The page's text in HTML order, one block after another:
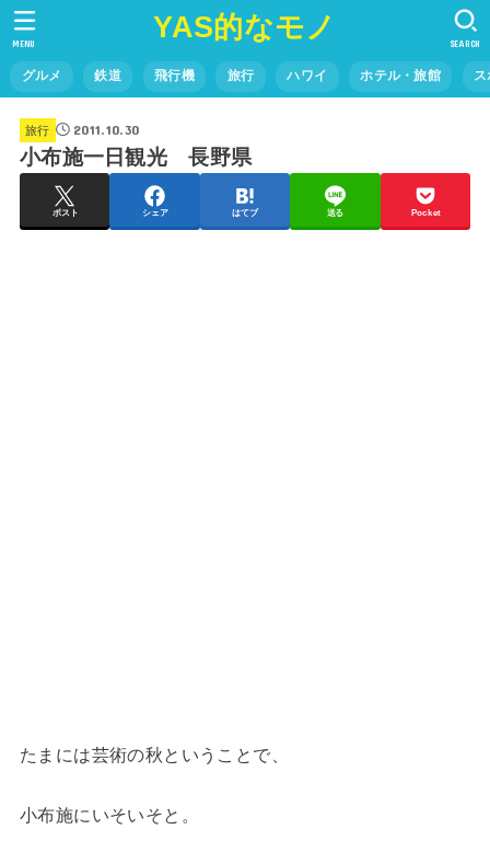
YAS的なモノ
グルメ 鉄道 飛行機 旅行 ハワイ ホテル・旅館
SEARCH
MENU
旅行 2011.10.30
小布施一日観光 長野県
ポスト シェア はてブ 送る Pocket
たまには芸術の秋ということで、
小布施にいそいそと。